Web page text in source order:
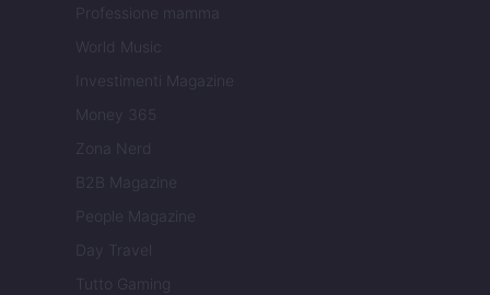
Professione mamma
World Music
Investimenti Magazine
Money 365
Zona Nerd
B2B Magazine
People Magazine
Day Travel
Tutto Gaming